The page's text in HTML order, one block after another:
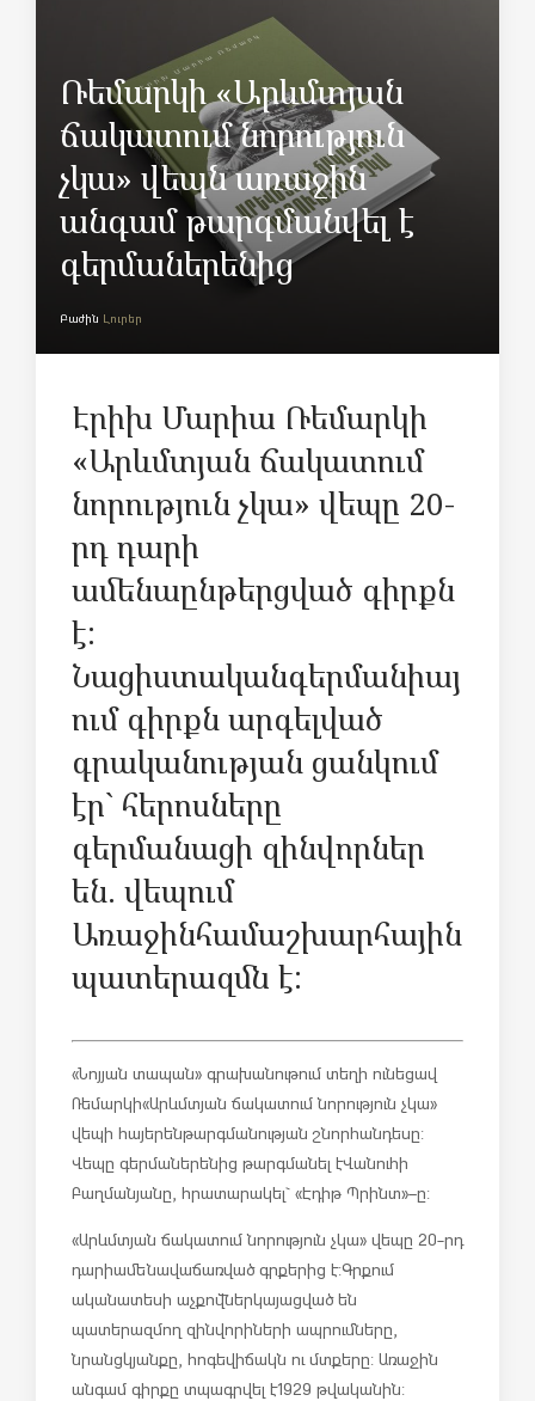
Ռեմարկի «Արևմտյան
ճակատում նորություն
չկա» վեպն առաջին
անգամ թարգմանվել է
գերմաներենից
Բաժին Լուրեր
Էրիխ Մարիա Ռեմարկի
«Արևմտյան ճակատում
նորությունչկա» վեպը 20-
րդդարի
ամենաընթերցված գիրքն
է:
Նացիստականգերմանիայ
ում գիրքնարգելված
գրականության ցանկում
էր` հերոսները
գերմանացի զինվորներ
են. վեպում
Առաջինհամաշխարհային
պատերազմն է:
«Նոյյան տապան» գրախանութում տեղի ունեցավ
Ռեմարկի«Արևմտյան ճակատում նորություն չկա»
վեպի հայերենթարգմանության շնորհանդեսը:
Վեպը գերմաներենից թարգմանել էՎանուհի
Բաղմանյանը, հրատարակել` «Էդիթ Պրինտ»–ը:
«Արևմտյան ճակատում նորություն չկա» վեպը 20-րդ
դարիամենավաճառված գրքերից է:Գրքում
ականատեսի աչքովներկայացված են
պատերազմող զինվորիների ապրումները,
նրանցկյանքը, հոգեվիճակն ու մտքերը: Առաջին
անգամ գիրքը տպագրվել է1929 թվականին: